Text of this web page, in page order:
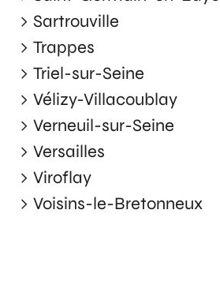
Sartrouville
Trappes
Triel-sur-Seine
Vélizy-Villacoublay
Verneuil-sur-Seine
Versailles
Viroflay
Voisins-le-Bretonneux